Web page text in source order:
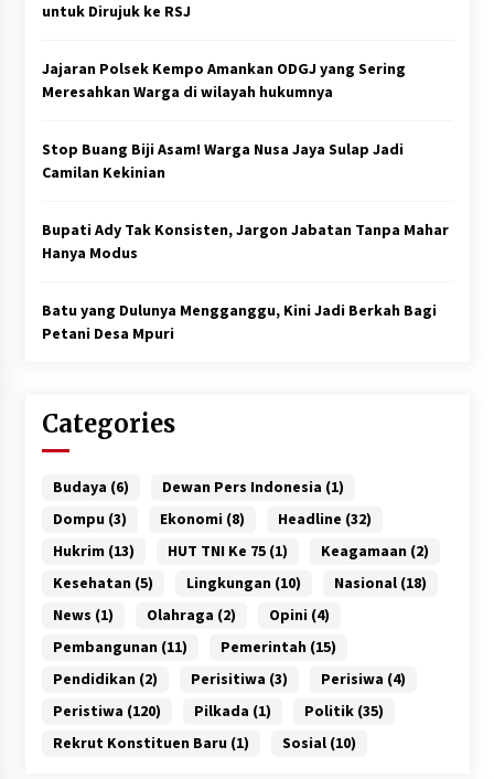
untuk Dirujuk ke RSJ
Jajaran Polsek Kempo Amankan ODGJ yang Sering
Meresahkan Warga di wilayah hukumnya
Stop Buang Biji Asam! Warga Nusa Jaya Sulap Jadi
Camilan Kekinian
Bupati Ady Tak Konsisten, Jargon Jabatan Tanpa Mahar
Hanya Modus
Batu yang Dulunya Mengganggu, Kini Jadi Berkah Bagi
Petani Desa Mpuri
Categories
Budaya (6) Dewan Pers Indonesia (1)
Dompu (3) Ekonomi (8) Headline (32)
Hukrim (13) HUT TNI Ke 75(1) Keagamaan (2)
Kesehatan (5) Lingkungan (10) Nasional(18)
News (1) Olahraga (2) Opini (4)
Pembangunan (11) Pemerintah (15)
Pendidikan (2) Perisitiwa (3) Perisiwa (4)
Peristiwa (120) Pilkada (1) Politik(35)
Rekrut Konstituen Baru (1) Sosial(10)